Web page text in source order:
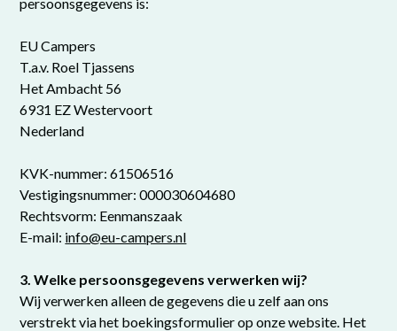
EU Campers
T.a.v. Roel Tjassens
Het Ambacht 56
6931 EZ Westervoort
Nederland
KVK-nummer: 61506516
Vestigingsnummer: 000030604680
Rechtsvorm: Eenmanszaak
E-mail: info@eu-campers.nl
3. Welke persoonsgegevens verwerken wij?
Wij verwerken alleen de gegevens die u zelf aan ons
verstrekt via het boekingsformulier op onze website. Het